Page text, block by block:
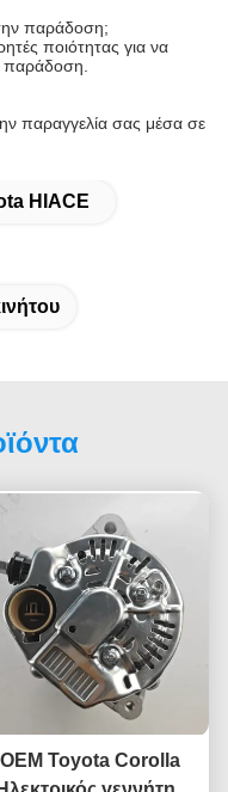
παράδοση;
ποιότητας για να
παράδοση.
παραγγελία σας μέσα σε
HIACE
OEM Toyota Corolla